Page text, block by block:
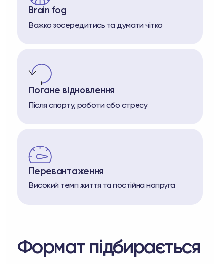
Brain fog
Важко зосередитись та думати чітко
Погане відновлення
Після спорту, роботи або стресу
Перевантаження
Високий темп життя та постійна напруга
Формат підбирається